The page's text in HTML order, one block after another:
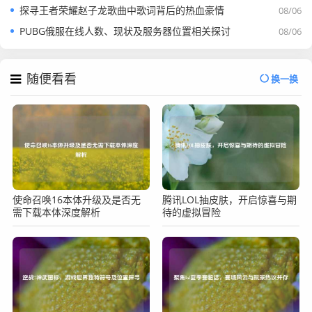
08/06
探寻王者荣耀赵子龙歌曲中歌词背后的热血豪情
08/06
PUBG俄服在线人数、现状及服务器位置相关探讨
随便看看 换一换
使命召唤16本体升级及是否无
需下载本体深度解析
腾讯LOL抽皮肤，开启惊喜与期
待的虚拟冒险